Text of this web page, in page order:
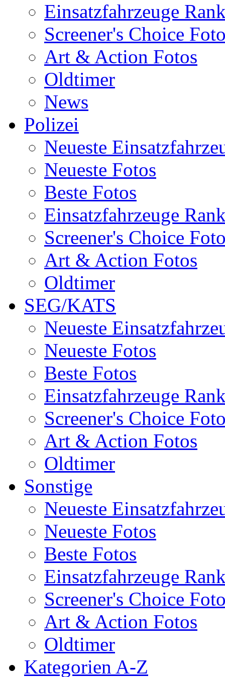
Einsatzfahrzeuge
Screener's Choice
Art & Action Fotos
Oldtimer
News
Polizei
Neueste
Neueste Fotos
Beste Fotos
Einsatzfahrzeuge
Screener's Choice
Art & Action Fotos
Oldtimer
SEG/KATS
Neueste
Neueste Fotos
Beste Fotos
Einsatzfahrzeuge
Screener's Choice
Art & Action Fotos
Oldtimer
Sonstige
Neueste
Neueste Fotos
Beste Fotos
Einsatzfahrzeuge
Screener's Choice
Art & Action Fotos
Oldtimer
Kategorien A-Z